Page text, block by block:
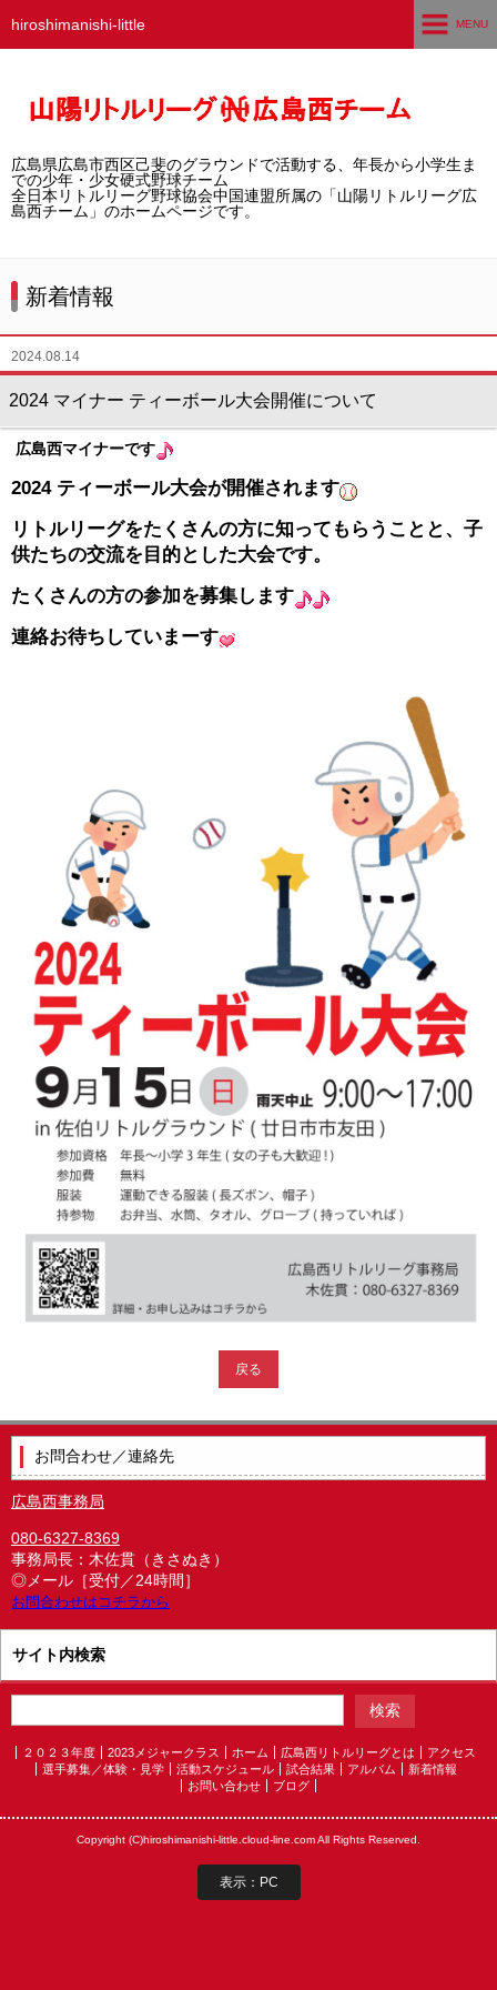
hiroshimanishi-little
広島県広島市西区己斐のグラウンドで活動する、年長から小学生ま
での少年・少女硬式野球チーム
全日本リトルリーグ野球協会中国連盟所属の「山陽リトルリーグ広
島西チーム」のホームページです。
MENU
広島西チームとは
選手募集／体験・見学
試合結果
想い出アルバム
卒団生の声
ガンバレ！広島西ブログ
「体験」「見学」お申し込み／その他お問合わせ
寄付のお願い
新着情報
2024.08.14
2024 マイナー ティーボール大会開催について
広島西マイナーです
2024 ティーボール大会が開催されます
リトルリーグをたくさんの方に知ってもらうことと、子
供たちの交流を目的とした大会です。
たくさんの方の参加を募集します
連絡お待ちしていまーす
戻る
お問合わせ／連絡先
広島西事務局
080-6327-8369
事務局長：木佐貫（きさぬき）
◎メール［受付／24時間］
お問合わせはコチラから
サイト内検索
２０２３年度 2023メジャークラス ホーム 広島西リトルリーグとは
アクセス
選手募集／体験・見学
活動スケジュール 試合結果 アルバム
新着情報
お問い合わせ
ブログ
Copyright (C)hiroshimanishi-little.cloud-line.com All Rights Reserved.
表示：PC